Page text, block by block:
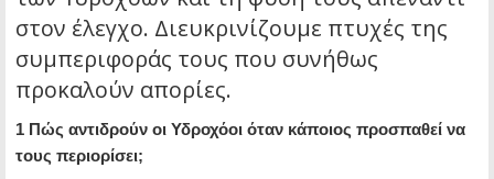
στον έλεγχο. Διευκρινίζουμε πτυχές της
συμπεριφοράς τους που συνήθως
προκαλούν απορίες.
1 Πώς αντιδρούν οι Υδροχόοι όταν κάποιος προσπαθεί να
τους περιορίσει;